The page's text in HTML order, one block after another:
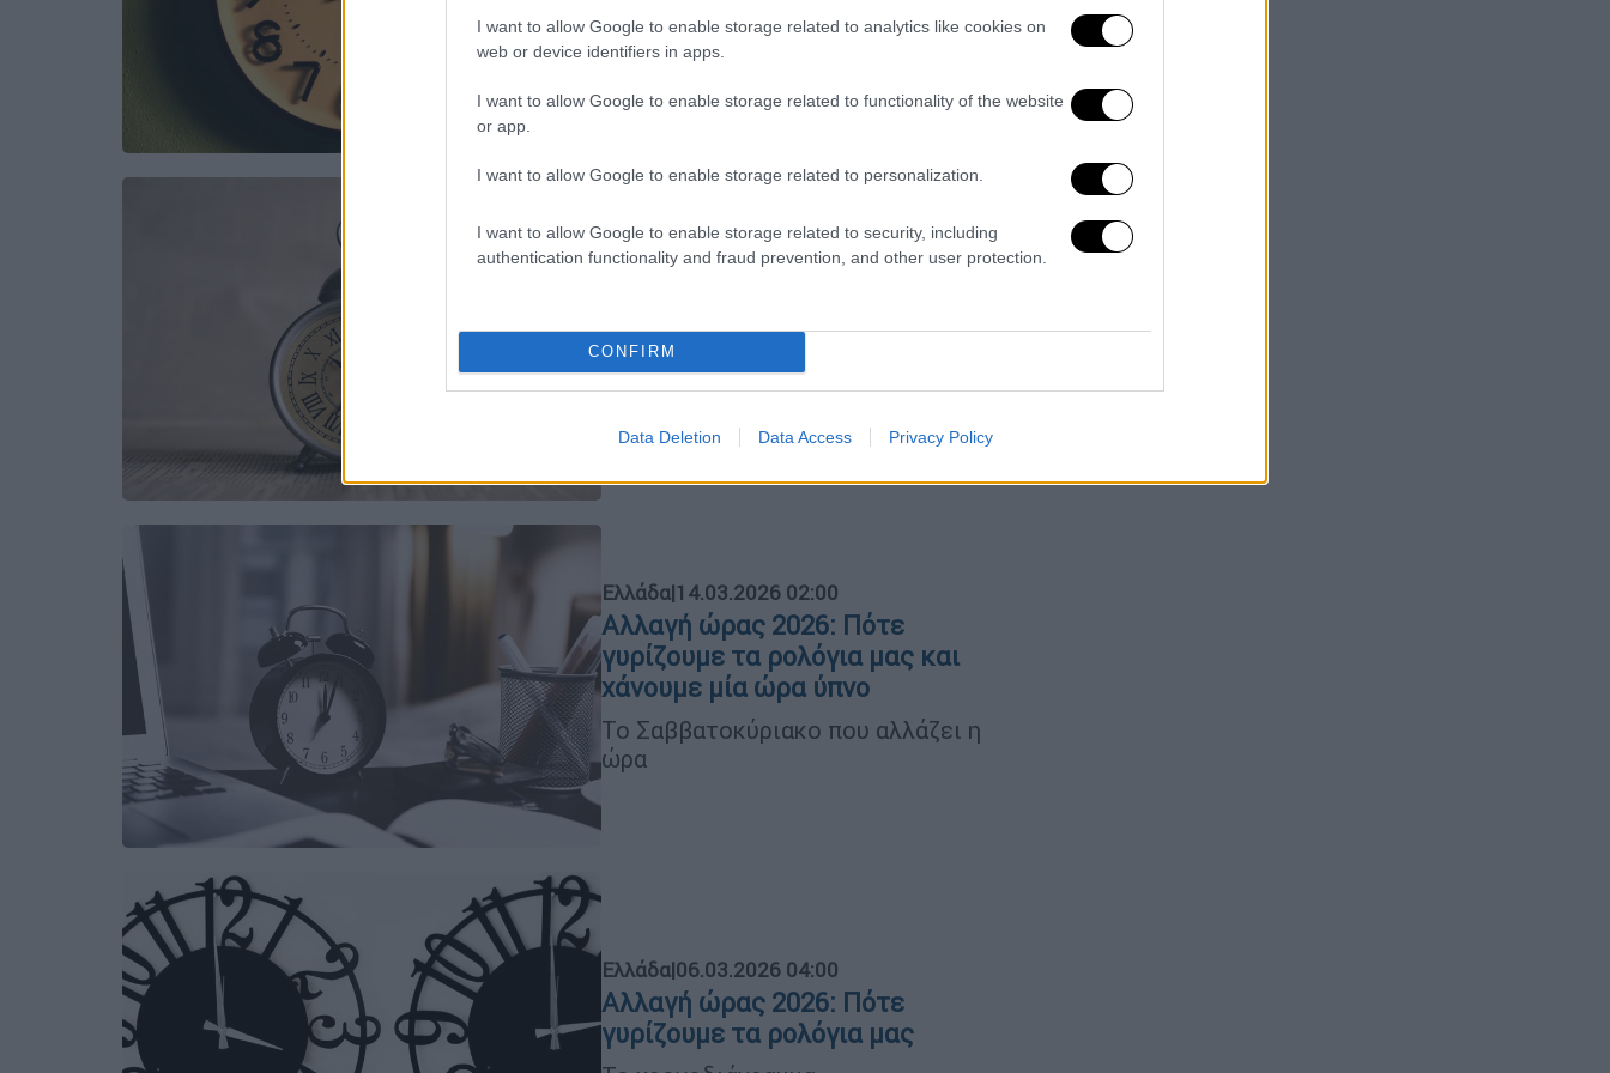
I want to allow Google to enable storage related to analytics like cookies on
web or device identifiers in apps.
I want to allow Google to enable storage related to functionality of the website
or app.
I want to allow Google to enable storage related to personalization.
I want to allow Google to enable storage related to security, including
authentication functionality and fraud prevention, and other user protection.
CONFIRM
Data Deletion Data Access Privacy Policy
Μια ανάσα από την αλλαγή ώρας
Ελλάδα|19.03.2026 05:10
γυρίζουμε τα ρολόγια μας στη
θερινή ώρα
Μια ανάσα από την αλλαγή ώρας
Ελλάδα|14.03.2026 02:00
Αλλαγή ώρας 2026: Πότε
γυρίζουμε τα ρολόγια μας και
χάνουμε μία ώρα ύπνο
Το Σαββατοκύριακο που αλλάζει η
ώρα
Ελλάδα|06.03.2026 04:00
Αλλαγή ώρας 2026: Πότε
γυρίζουμε τα ρολόγια μας